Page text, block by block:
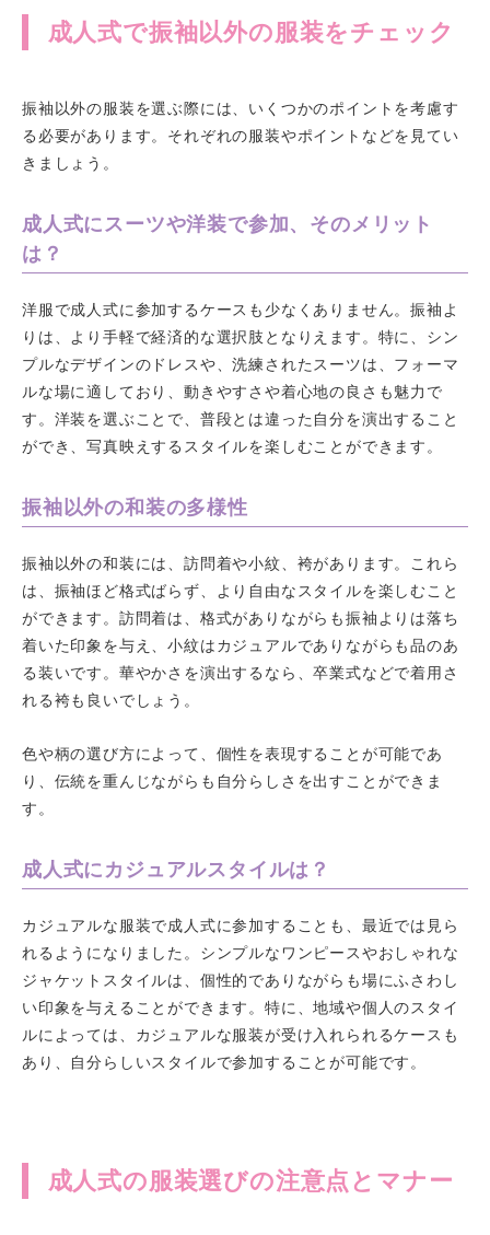
成人式で振袖以外の服装をチェック
振袖以外の服装を選ぶ際には、いくつかのポイントを考慮す
る必要があります。それぞれの服装やポイントなどを見てい
きましょう。
成人式にスーツや洋装で参加、そのメリット
は？
洋服で成人式に参加するケースも少なくありません。振袖よ
りは、より手軽で経済的な選択肢となりえます。特に、シン
プルなデザインのドレスや、洗練されたスーツは、フォーマ
ルな場に適しており、動きやすさや着心地の良さも魅力で
す。洋装を選ぶことで、普段とは違った自分を演出すること
ができ、写真映えするスタイルを楽しむことができます。
振袖以外の和装の多様性
振袖以外の和装には、訪問着や小紋、袴があります。これら
は、振袖ほど格式ばらず、より自由なスタイルを楽しむこと
ができます。訪問着は、格式がありながらも振袖よりは落ち
着いた印象を与え、小紋はカジュアルでありながらも品のあ
る装いです。華やかさを演出するなら、卒業式などで着用さ
れる袴も良いでしょう。
色や柄の選び方によって、個性を表現することが可能であ
り、伝統を重んじながらも自分らしさを出すことができま
す。
成人式にカジュアルスタイルは？
カジュアルな服装で成人式に参加することも、最近では見ら
れるようになりました。シンプルなワンピースやおしゃれな
ジャケットスタイルは、個性的でありながらも場にふさわし
い印象を与えることができます。特に、地域や個人のスタイ
ルによっては、カジュアルな服装が受け入れられるケースも
あり、自分らしいスタイルで参加することが可能です。
成人式の服装選びの注意点とマナー